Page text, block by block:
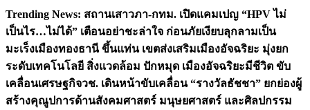
Skip
to
content
Trending News: สถานเสาวภา-กทม. เปิดแคมเปญ “HPV ไม่
เป็นไร…ไม่ได้” เตือนอย่าชะล่าใจ ก่อนภัยเงียบลุกลามเป็น
มะเร็งเมืองทองธานี ขึ้นแท่น เขตส่งเสริมเมืองอัจฉริยะ มุ่งยก
ระดับเทคโนโลยี สิ่งแวดล้อม ปักหมุด เมืองอัจฉริยะมีชีวิต ขับ
เคลื่อนเศรษฐกิจวช. เดินหน้าขับเคลื่อน “รางวัลธัชชา” ยกย่องผู้
สร้างคุณูปการด้านสังคมศาสตร์ มนุษยศาสตร์ และศิลปกรรม